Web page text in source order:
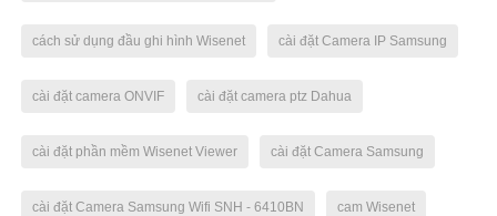
cách sử dụng đầu ghi hình Wisenet cài đặt Camera IP Samsung
cài đặt camera ONVIF cài đặt camera ptz Dahua
cài đặt phần mềm Wisenet Viewer cài đặt Camera Samsung
cài đặt Camera Samsung Wifi SNH - 6410BN cam Wisenet